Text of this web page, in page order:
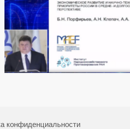
конфиденциальности